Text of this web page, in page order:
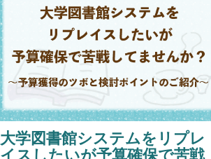
大学図書館システムをリプレ
イスしたいが予算確保で苦戦